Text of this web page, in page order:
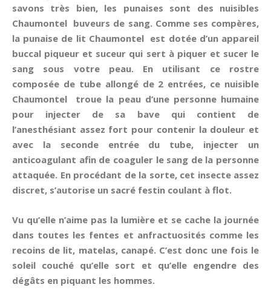
savons très bien, les punaises sont des nuisibles
Chaumontel buveurs de sang. Comme ses compères,
la punaise de lit Chaumontel est dotée d’un appareil
buccal piqueur et suceur qui sert à piquer et sucer le
sang sous votre peau. En utilisant ce rostre
composée de tube allongé de 2 entrées, ce nuisible
Chaumontel troue la peau d’une personne humaine
pour injecter de sa bave qui contient de
l’anesthésiant assez fort pour contenir la douleur et
avec la seconde entrée du tube, injecter un
anticoagulant afin de coaguler le sang de la personne
attaquée. En procédant de la sorte, cet insecte assez
discret, s’autorise un sacré festin coulant à flot.
Vu qu’elle n’aime pas la lumière et se cache la journée
dans toutes les fentes et anfractuosités comme les
recoins de lit, matelas, canapé. C’est donc une fois le
soleil couché qu’elle sort et qu’elle engendre des
dégâts en piquant les hommes.